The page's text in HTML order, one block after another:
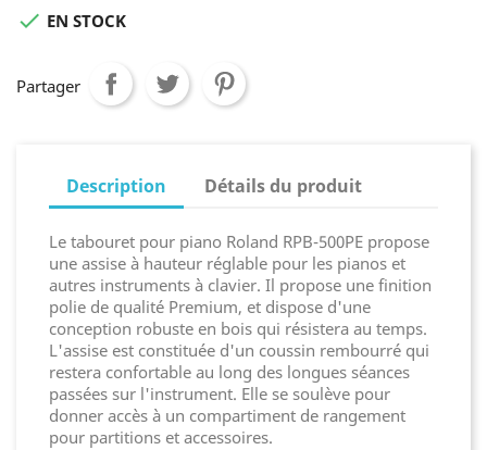
 EN STOCK
Partager
Description Détails du produit
Le tabouret pour piano Roland RPB-500PE propose
une assise à hauteur réglable pour les pianos et
autres instruments à clavier. Il propose une finition
polie de qualité Premium, et dispose d'une
conception robuste en bois qui résistera au temps.
L'assise est constituée d'un coussin rembourré qui
restera confortable au long des longues séances
passées sur l'instrument. Elle se soulève pour
donner accès à un compartiment de rangement
pour partitions et accessoires.